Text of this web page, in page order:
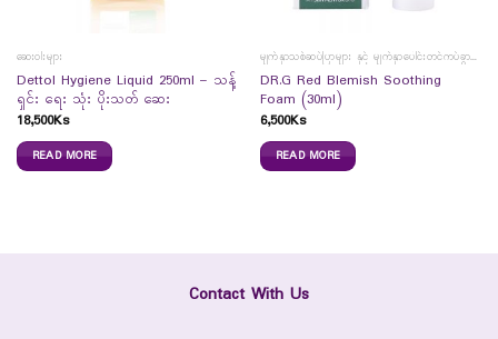
ဆေးဝါးများ
Dettol Hygiene Liquid 250ml – သန့်
ရှင်း ရေး သုံး ပိုးသတ် ဆေး
18,500Ks
READ MORE
မျက်နှာသစ်ဆပ်ပြာများ နှင့် မျက်နှာပေါင်းတင်ကပ်ခွာများ
DR.G Red Blemish Soothing
Foam (30ml)
6,500Ks
READ MORE
Contact With Us